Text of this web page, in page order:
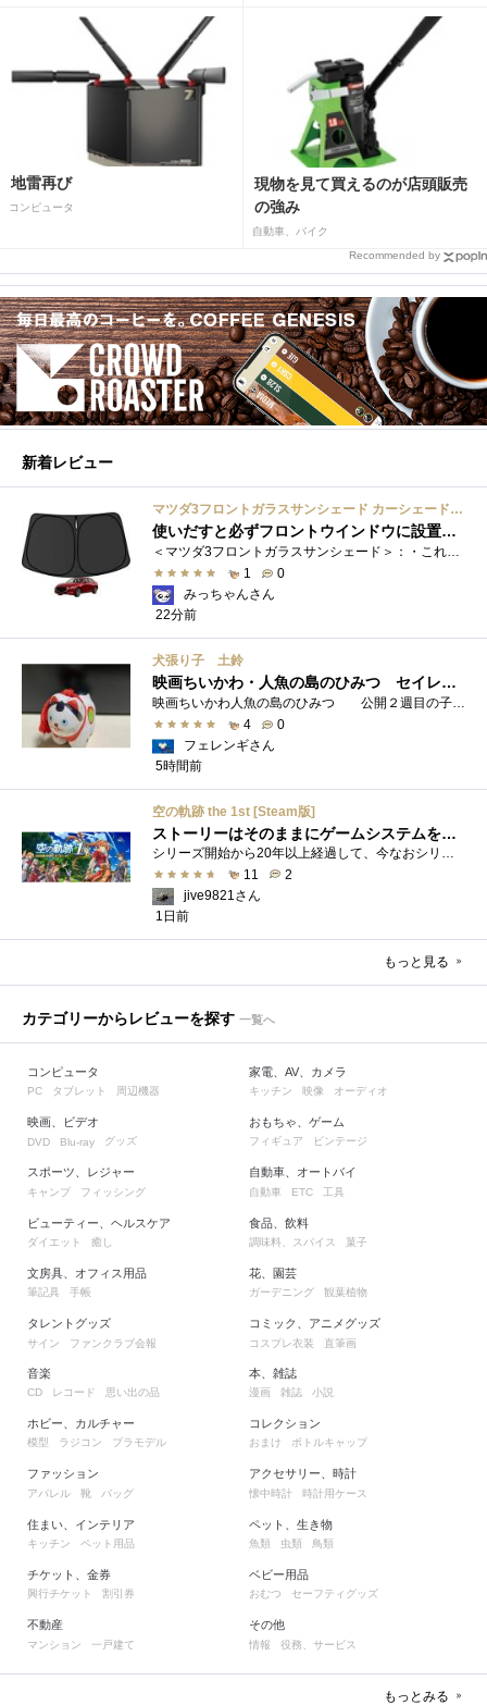
地雷再び
コンピュータ
現物を見て買えるのが店頭販売
の強み
自動車、バイク
Recommended by
新着レビュー
マツダ3フロントガラスサンシェード カーシェード 車用 フロントウィンドウさんしえーど 遮光 断熱 カスタムパーツ 車種専用設計 折り畳み式 取付簡単 収納袋付き
使いだすと必ずフロントウインドウに設置する習慣がつきます
＜マツダ3フロントガラスサンシェード＞：・これまで使用していたサンシェードでも使用できるのですが、車内に蛇腹に畳んだサンシェード は�...
1
0
みっちゃんさん
22分前
犬張り子 土鈴
映画ちいかわ・人魚の島のひみつ セイレーンのモデルは犬だった？
映画ちいかわ人魚の島のひみつ 公開２週目の子どもさんの来場が制限されているレイトショーでも満席でしたし新たにボンドロシールの来場�...
4
0
フェレンギさん
5時間前
空の軌跡 the 1st [Steam版]
ストーリーはそのままにゲームシステムを現代化
11
2
jive9821さん
1日前
もっと見る
カテゴリーからレビューを探す 一覧へ
コンピュータ
PC タブレット 周辺機器
映画、ビデオ
DVD Blu-ray グッズ
スポーツ、レジャー
キャンプ フィッシング
ビューティー、ヘルスケア
ダイエット 癒し
文房具、オフィス用品
筆記具 手帳
タレントグッズ
サイン ファンクラブ会報
家電、AV、カメラ
キッチン 映像 オーディオ
おもちゃ、ゲーム
フィギュア ビンテージ
自動車、オートバイ
自動車 ETC 工具
食品、飲料
調味料、スパイス 菓子
花、園芸
ガーデニング 観葉植物
コミック、アニメグッズ
コスプレ衣装 直筆画
音楽
CD レコード 思い出の品
ホビー、カルチャー
模型 ラジコン プラモデル
ファッション
アパレル 靴 バッグ
住まい、インテリア
キッチン ペット用品
チケット、金券
興行チケット 割引券
不動産
マンション 一戸建て
本、雑誌
漫画 雑誌 小説
コレクション
おまけ ボトルキャップ
アクセサリー、時計
懐中時計 時計用ケース
ペット、生き物
魚類 虫類 鳥類
ベビー用品
おむつ セーフティグッズ
その他
情報 役務、サービス
もっとみる